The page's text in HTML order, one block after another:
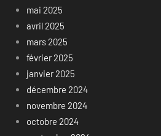
mai 2025
avril 2025
mars 2025
février 2025
janvier 2025
décembre 2024
novembre 2024
octobre 2024